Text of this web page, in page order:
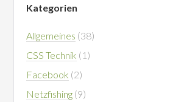
Kategorien
Allgemeines (38)
CSS Technik (1)
Facebook (2)
Netzfishing (9)